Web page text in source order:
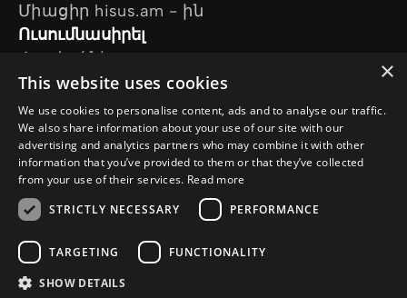
Միացիր hisus.am - ին
Ուսումնասիրել
Հոդվածներ
Տեսանյութեր
Մեր նախագծերը
Ես հարց ունեմ
Հետևեք մեզ
© Copyright 2026 Hisus.am
×
This website uses cookies
We use cookies to personalise content, ads and to analyse our traffic.
We also share information about your use of our site with our
advertising and analytics partners who may combine it with other
information that you’ve provided to them or that they’ve collected
from your use of their services. Read more
STRICTLY NECESSARY
PERFORMANCE
TARGETING FUNCTIONALITY
SHOW DETAILS